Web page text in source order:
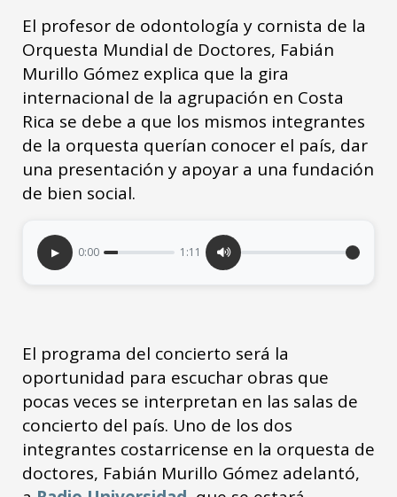
El profesor de odontología y cornista de la
Orquesta Mundial de Doctores, Fabián
Murillo Gómez explica que la gira
internacional de la agrupación en Costa
Rica se debe a que los mismos integrantes
de la orquesta querían conocer el país, dar
una presentación y apoyar a una fundación
de bien social.
▶ 0:00 1:11
El programa del concierto será la
oportunidad para escuchar obras que
pocas veces se interpretan en las salas de
concierto del país. Uno de los dos
integrantes costarricense en la orquesta de
doctores, Fabián Murillo Gómez adelantó,